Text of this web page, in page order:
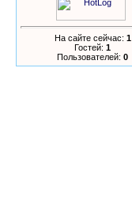
На сайте сейчас: 1
Гостей: 1
Пользователей: 0